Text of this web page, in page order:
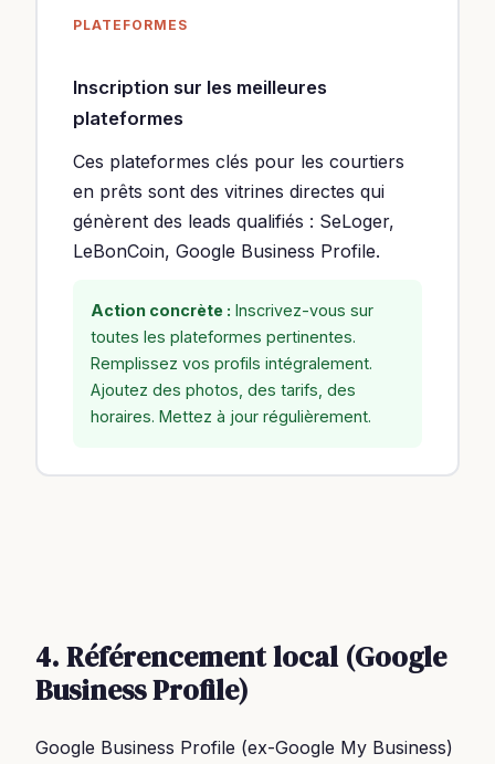
PLATEFORMES
Inscription sur les meilleures
plateformes
Ces plateformes clés pour les courtiers
en prêts sont des vitrines directes qui
génèrent des leads qualifiés : SeLoger,
LeBonCoin, Google Business Profile.
Action concrète : Inscrivez-vous sur
toutes les plateformes pertinentes.
Remplissez vos profils intégralement.
Ajoutez des photos, des tarifs, des
horaires. Mettez à jour régulièrement.
4. Référencement local (Google
Business Profile)
Google Business Profile (ex-Google My Business)